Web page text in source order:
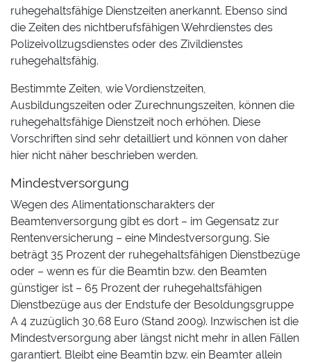
ruhegehaltsfähige Dienstzeiten anerkannt. Ebenso sind
die Zeiten des nichtberufsfähigen Wehrdienstes des
Polizeivollzugsdienstes oder des Zivildienstes
ruhegehaltsfähig.
Bestimmte Zeiten, wie Vordienstzeiten,
Ausbildungszeiten oder Zurechnungszeiten, können die
ruhegehaltsfähige Dienstzeit noch erhöhen. Diese
Vorschriften sind sehr detailliert und können von daher
hier nicht näher beschrieben werden.
Mindestversorgung
Wegen des Alimentationscharakters der
Beamtenversorgung gibt es dort – im Gegensatz zur
Rentenversicherung – eine Mindestversorgung. Sie
beträgt 35 Prozent der ruhegehaltsfähigen Dienstbezüge
oder – wenn es für die Beamtin bzw. den Beamten
günstiger ist – 65 Prozent der ruhegehaltsfähigen
Dienstbezüge aus der Endstufe der Besoldungsgruppe
A 4 zuzüglich 30,68 Euro (Stand 2009). Inzwischen ist die
Mindestversorgung aber längst nicht mehr in allen Fällen
garantiert. Bleibt eine Beamtin bzw. ein Beamter allein